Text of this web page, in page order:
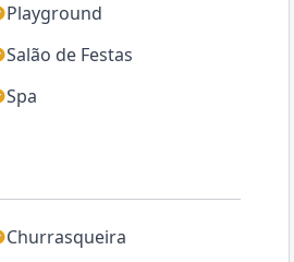
Playground
Salão de Festas
Spa
Churrasqueira